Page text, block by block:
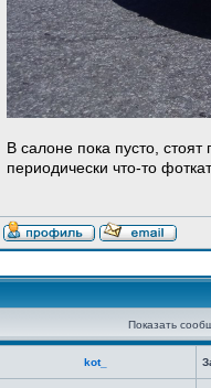
В салоне пока пусто,
периодически что-то
Показать
kot_